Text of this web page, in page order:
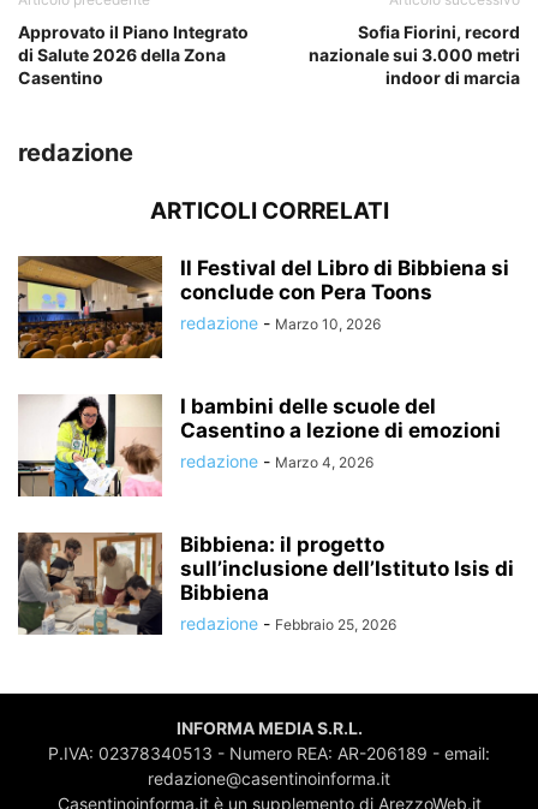
Approvato il Piano Integrato
di Salute 2026 della Zona
Casentino
Sofia Fiorini, record
nazionale sui 3.000 metri
indoor di marcia
redazione
ARTICOLI CORRELATI
Il Festival del Libro di Bibbiena si
conclude con Pera Toons
redazione - Marzo 10, 2026
I bambini delle scuole del
Casentino a lezione di emozioni
redazione - Marzo 4, 2026
Bibbiena: il progetto
sull’inclusione dell’Istituto Isis di
Bibbiena
redazione - Febbraio 25, 2026
INFORMA MEDIA S.R.L.
P.IVA: 02378340513 - Numero REA: AR-206189 - email:
redazione@casentinoinforma.it
Casentinoinforma.it è un supplemento di ArezzoWeb.it